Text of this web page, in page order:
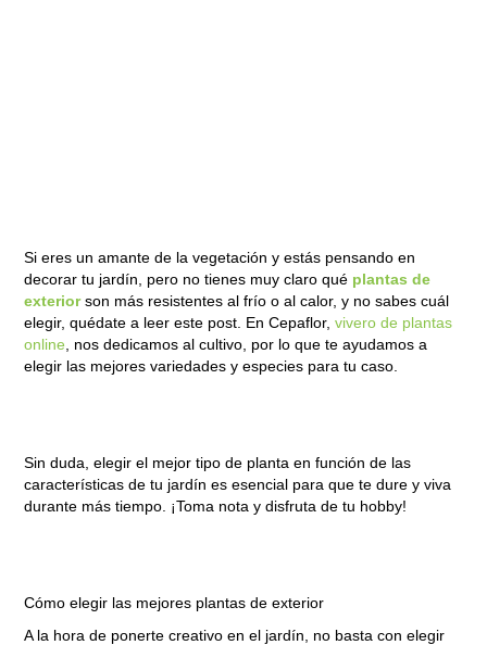
Si eres un amante de la vegetación y estás pensando en
decorar tu jardín, pero no tienes muy claro qué plantas de
exteriorson más resistentes al frío o al calor, y no sabes cuál
elegir, quédate a leer este post. En Cepaflor,vivero de plantas
online , nos dedicamos al cultivo, por lo que te ayudamos a
elegir las mejores variedades y especies para tu caso.
Sin duda, elegir el mejor tipo de planta en función de las
características de tu jardín es esencial para que te dure y viva
durante más tiempo. ¡Toma nota y disfruta de tu hobby!
Cómo elegir las mejores plantas de exterior
A la hora de ponerte creativo en el jardín, no basta con elegir